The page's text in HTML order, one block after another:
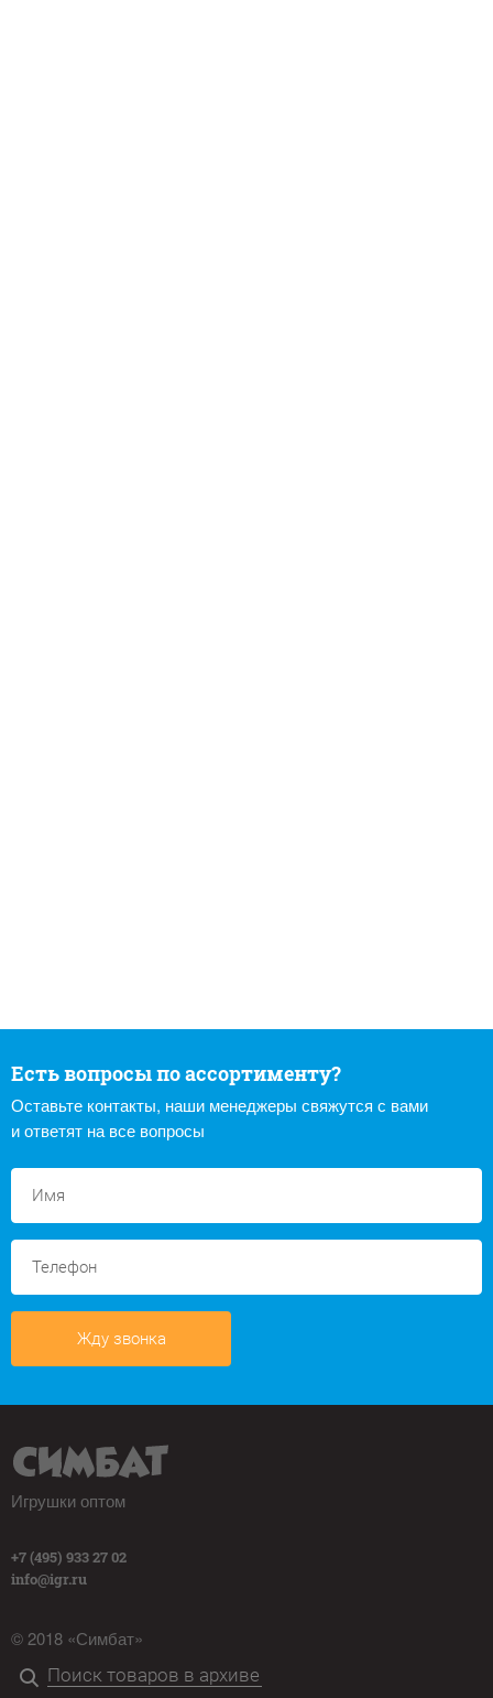
Есть вопросы по ассортименту?
Оставьте контакты, наши менеджеры свяжутся с вами
и ответят на все вопросы
Жду звонка
Игрушки оптом
+7 (495) 933 27 02
info@igr.ru
© 2018 «Симбат»